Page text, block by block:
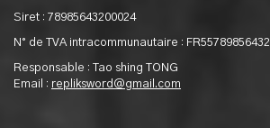
Siret : 78985643200024
N° de TVA intracommunautaire : FR55789856432
Responsable : Tao shing TONG
Email : repliksword@gmail.com